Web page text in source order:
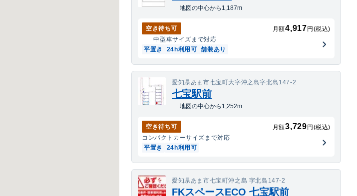
地図の中心から1,187m
空き待ち可 月額4,917 円(税込)
中型車サイズまで対応
平置き
24h利用可 舗装あり
愛知県あま市七宝町大字沖之島字北島147-2
七宝駅前
地図の中心から1,252m
空き待ち可 月額3,729 円(税込)
コンパクトカーサイズまで対応
平置き
24h利用可
愛知県あま市七宝町沖之島 字北島147-2
FKスペースECO 七宝駅前